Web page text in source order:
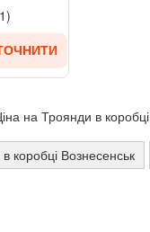
на Троянди в коробці
коробці Вознесенськ